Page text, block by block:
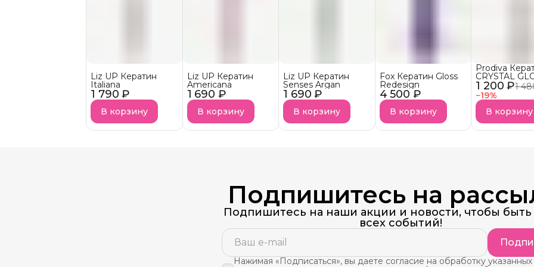
1 790 ₽
Liz UP Кератин
Italiana
В корзину
1 690 ₽
Liz UP Кератин
Americana
В корзину
1 690 ₽
Liz UP Кератин
Senses Argan
В корзину
4 500 ₽
Fox Кератин Gloss
Redesign
В корзину
1 200 ₽1
−19%
Prodiva
CRYSTAL
Питательный
тонких и
осветленных
В корзину
Подпишитесь на
Подпишитесь на наши акции и новости, чтобы быть
всех событий!
Нажимая «Подписаться», вы даете согласие на обработку указанных